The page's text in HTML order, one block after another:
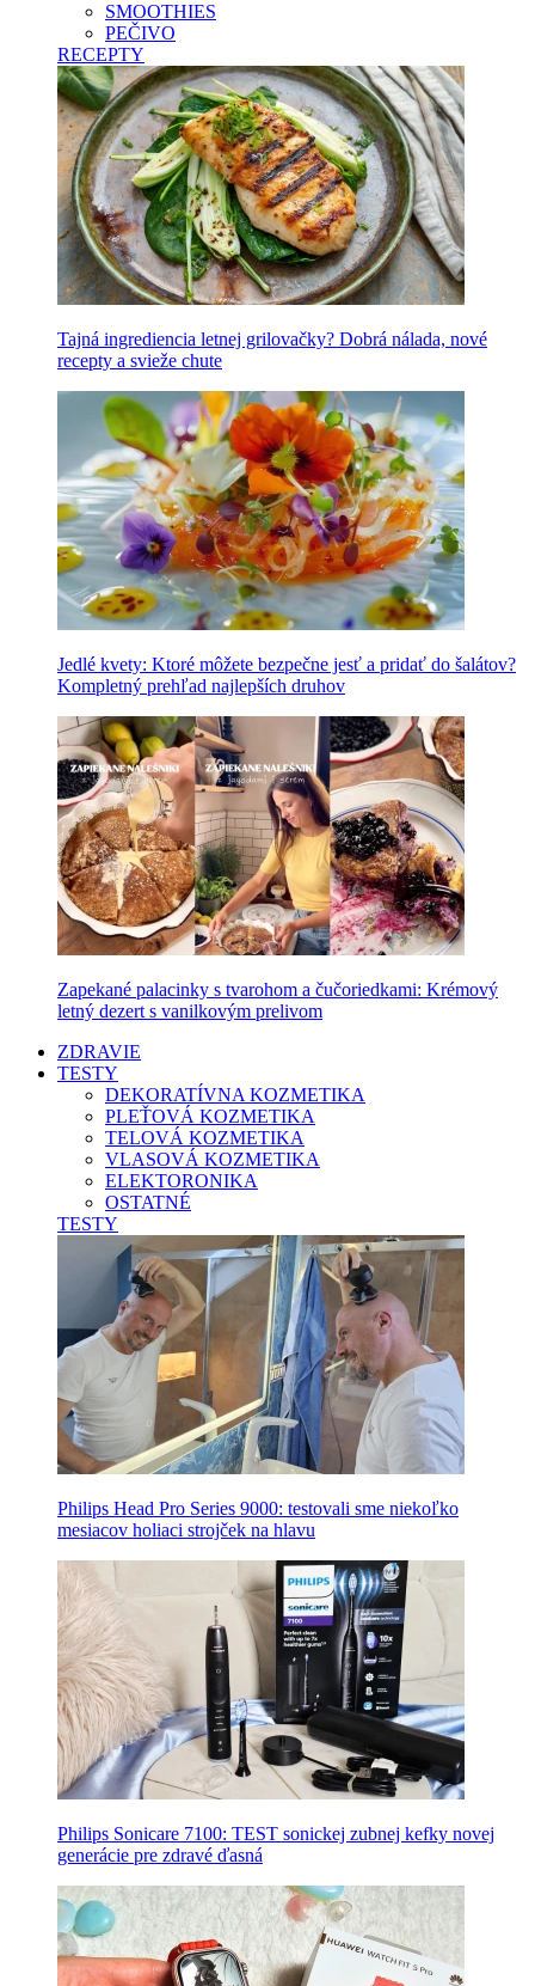
SMOOTHIES
PEČIVO
RECEPTY
Tajná ingrediencia letnej grilovačky? Dobrá nálada, nové
recepty a svieže chute
Jedlé kvety: Ktoré môžete bezpečne jesť a pridať do šalátov?
Kompletný prehľad najlepších druhov
Zapekané palacinky s tvarohom a čučoriedkami: Krémový
letný dezert s vanilkovým prelivom
ZDRAVIE
TESTY
DEKORATÍVNA KOZMETIKA
PLEŤOVÁ KOZMETIKA
TELOVÁ KOZMETIKA
VLASOVÁ KOZMETIKA
ELEKTORONIKA
OSTATNÉ
TESTY
Philips Head Pro Series 9000: testovali sme niekoľko
mesiacov holiaci strojček na hlavu
Philips Sonicare 7100: TEST sonickej zubnej kefky novej
generácie pre zdravé ďasná